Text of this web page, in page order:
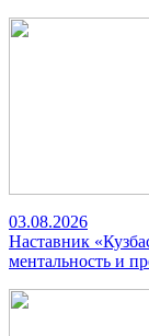
03.08.2026
Наставник
ментальность и